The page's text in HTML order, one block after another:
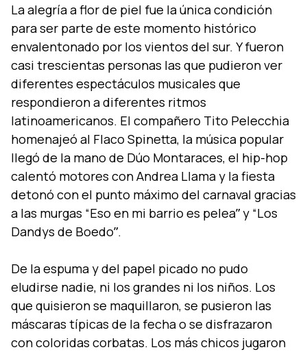
La alegrí­a a flor de piel fue la única condición
para ser parte de este momento histórico
envalentonado por los vientos del sur. Y fueron
casi trescientas personas las que pudieron ver
diferentes espectáculos musicales que
respondieron a diferentes ritmos
latinoamericanos. El compañero Tito Pelecchia
homenajeó al Flaco Spinetta, la música popular
llegó de la mano de Dúo Montaraces, el hip-hop
calentó motores con Andrea Llama y la fiesta
detonó con el punto máximo del carnaval gracias
a las murgas “Eso en mi barrio es peleaˮ y “Los
Dandys de Boedoˮ.
De la espuma y del papel picado no pudo
eludirse nadie, ni los grandes ni los niños. Los
que quisieron se maquillaron, se pusieron las
máscaras tí­picas de la fecha o se disfrazaron
con coloridas corbatas. Los más chicos jugaron